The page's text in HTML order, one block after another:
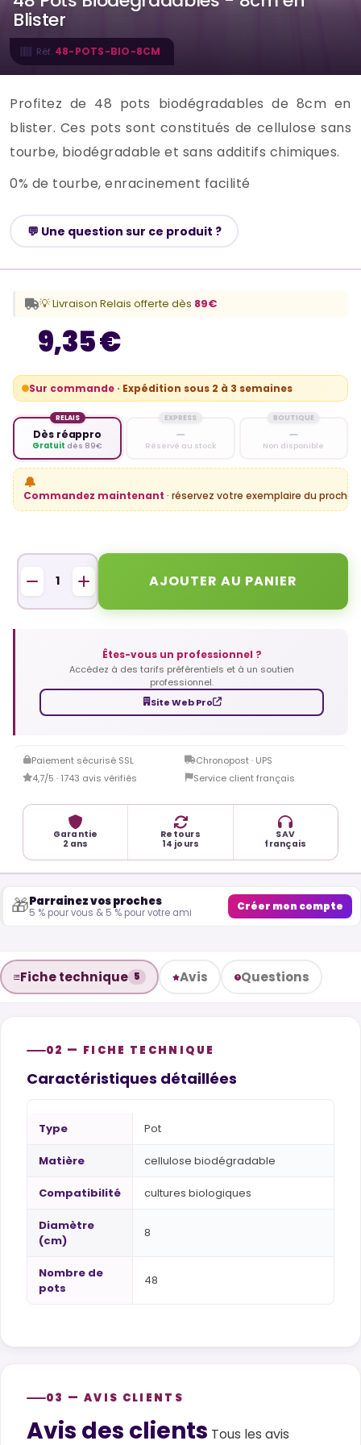
Blister
Réf. 48-POTS-BIO-8CM
Profitez de 48 pots biodégradables de 8cm en
blister. Ces pots sont constitués de cellulose sans
tourbe, biodégradable et sans additifs chimiques.
0% de tourbe, enracinement facilité
💬 Une question sur ce produit ?
9,35 €
Sur commande · Expédition sous 2 à 3 semaines
RELAIS
Dès réappro
Gratuit dès 89€
EXPRESS
—
Réservé au stock
BOUTIQUE
—
Non disponible
🔔
Commandez maintenant · réservez votre exemplaire du
💡 Livraison Relais offerte dès 89€
AJOUTER AU PANIER
Êtes-vous un professionnel ?
Accédez à des tarifs préférentiels et à un soutien
professionnel.
Site Web Pro
Paiement sécurisé SSL
Chronopost · UPS
4,7/5 · 1743 avis vérifiés
Service client français
Garantie
2 ans
Retours
14 jours
SAV
français
🎁Parrainez vos proches
5 % pour vous & 5 % pour votre ami Créer mon compte
Fiche technique 5 Avis Questions
02 — FICHE TECHNIQUE
Caractéristiques détaillées
Type Pot
Matière cellulose biodégradable
Compatibilité cultures biologiques
Diamètre
(cm)
8
Nombre de
pots
48
03 — AVIS CLIENTS
Customer reviews
Avis des clients Tous les avis